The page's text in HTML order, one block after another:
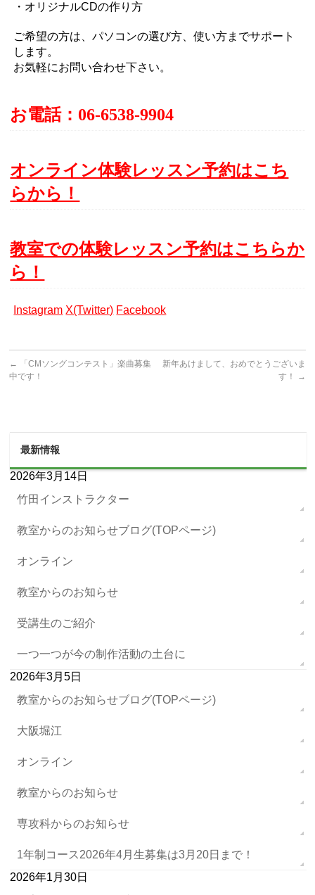
・オリジナルCDの作り方
ご希望の方は、パソコンの選び方、使い方までサポート
します。
お気軽にお問い合わせ下さい。
お電話：06-6538-9904
オンライン体験レッスン予約はこち
らから！
教室での体験レッスン予約はこちらか
ら！
Instagram X(Twitter) Facebook
←
「CMソングコンテスト」楽曲募集
中です！
新年あけまして、おめでとうございま
す！
→
最新情報
2026年3月14日
竹田インストラクター
教室からのお知らせブログ(TOPページ)
オンライン
教室からのお知らせ
受講生のご紹介
一つ一つが今の制作活動の土台に
2026年3月5日
教室からのお知らせブログ(TOPページ)
大阪堀江
オンライン
教室からのお知らせ
専攻科からのお知らせ
1年制コース2026年4月生募集は3月20日まで！
2026年1月30日